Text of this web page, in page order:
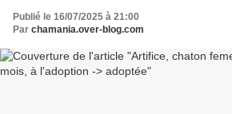
Publié le 16/07/2025 à 21:00
Par chamania.over-blog.com